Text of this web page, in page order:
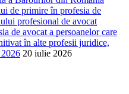
de primire în profesia de
profesional de avocat
de avocat a persoanelor care
în alte profesii juridice,
20 iulie 2026